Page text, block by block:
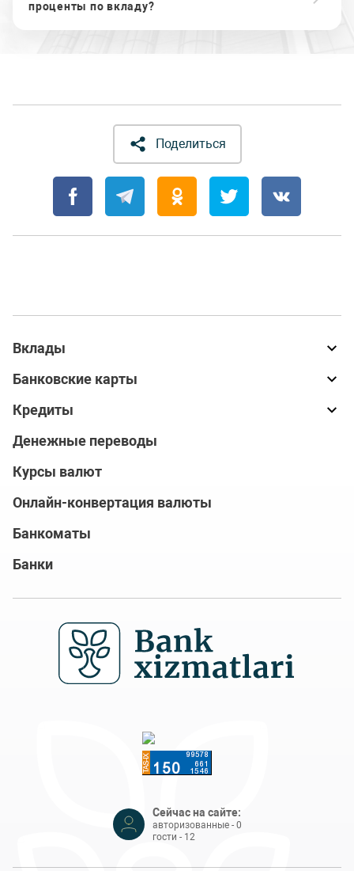
проценты по вкладу?
Поделиться
Вклады
Банковские карты
Кредиты
Денежные переводы
Курсы валют
Онлайн-конвертация валюты
Банкоматы
Банки
Сейчас на сайте:
авторизованные - 0
гости - 12